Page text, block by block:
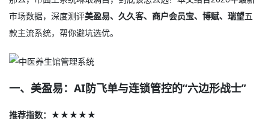
市场数据，深度测评美盈易、久久客、商户会员宝、博赋、瑞望五
款主流系统，帮你避坑选优。
一、美盈易：AI防飞单与连锁管控的“六边形战士”
推荐指数：★★★★★